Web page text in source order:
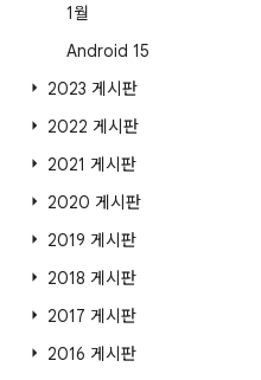
1월
Android 15
2023 게시판
2022 게시판
2021 게시판
2020 게시판
2019 게시판
2018 게시판
2017 게시판
2016 게시판